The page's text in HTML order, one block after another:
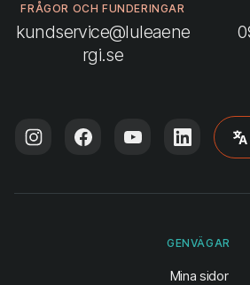
FRÅGOR OCH FUNDERINGAR
kundservice@luleaene
rgi.se
GENVÄGAR
Mina sidor